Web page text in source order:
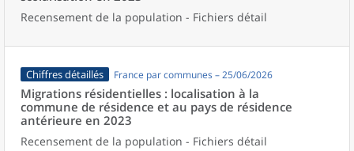
Recensement de la population - Fichiers détail
Chiffres détaillés France par communes – 25/06/2026
Migrations résidentielles : localisation à la
commune de résidence et au pays de résidence
antérieure en 2023
Recensement de la population - Fichiers détail